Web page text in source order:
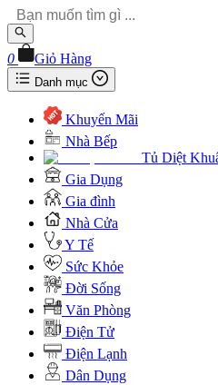
0 Giỏ Hàng
Danh mục
Khuyến Mãi
Nhà Bếp
Tủ Diệt
Gia Dụng
Gia đình
Nhà Cửa
Y Tế
Sức Khỏe
Đời Sống
Văn Phòng
Điện Tử
Điện Lạnh
Dân Dụng